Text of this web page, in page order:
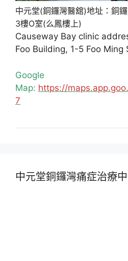
中元堂(銅鑼灣醫舘)地址：銅
3樓O室(么鳳樓上)
Causeway Bay clinic
Foo Building, 1-5 Foo Ming
Google
Map: https://
7
中元堂銅鑼灣痛症治療